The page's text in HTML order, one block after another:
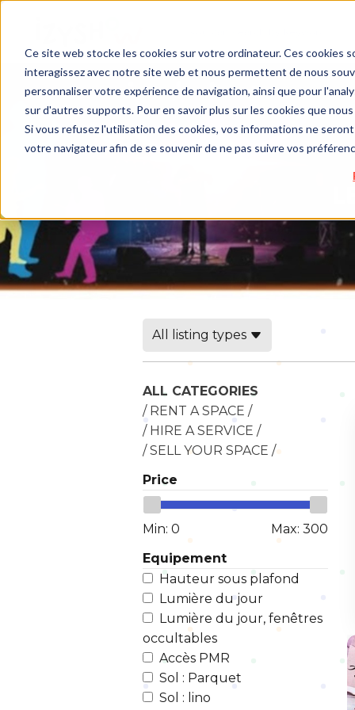
Ce site web stocke les cookies sur votre ordinateur. Ces cookies
interagissez avec notre site web et nous permettent de nous
personnaliser votre expérience de navigation, ainsi que pour
sur d'autres supports. Pour en savoir plus sur les cookies que
Si vous refusez l'utilisation des cookies, vos informations ne
votre navigateur afin de se souvenir de ne pas suivre vos
All listing types
ALL CATEGORIES
/ RENT A SPACE /
/ HIRE A SERVICE /
/ SELL YOUR SPACE /
Price
Min: 0 Max: 300
Equipement
Hauteur sous plafond
Lumière du jour
Lumière du jour, fenêtres
occultables
Accès PMR
Sol : Parquet
Sol : lino